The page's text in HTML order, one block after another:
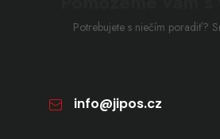
Potrebujete s niečím poradiť?
info@jipos.cz